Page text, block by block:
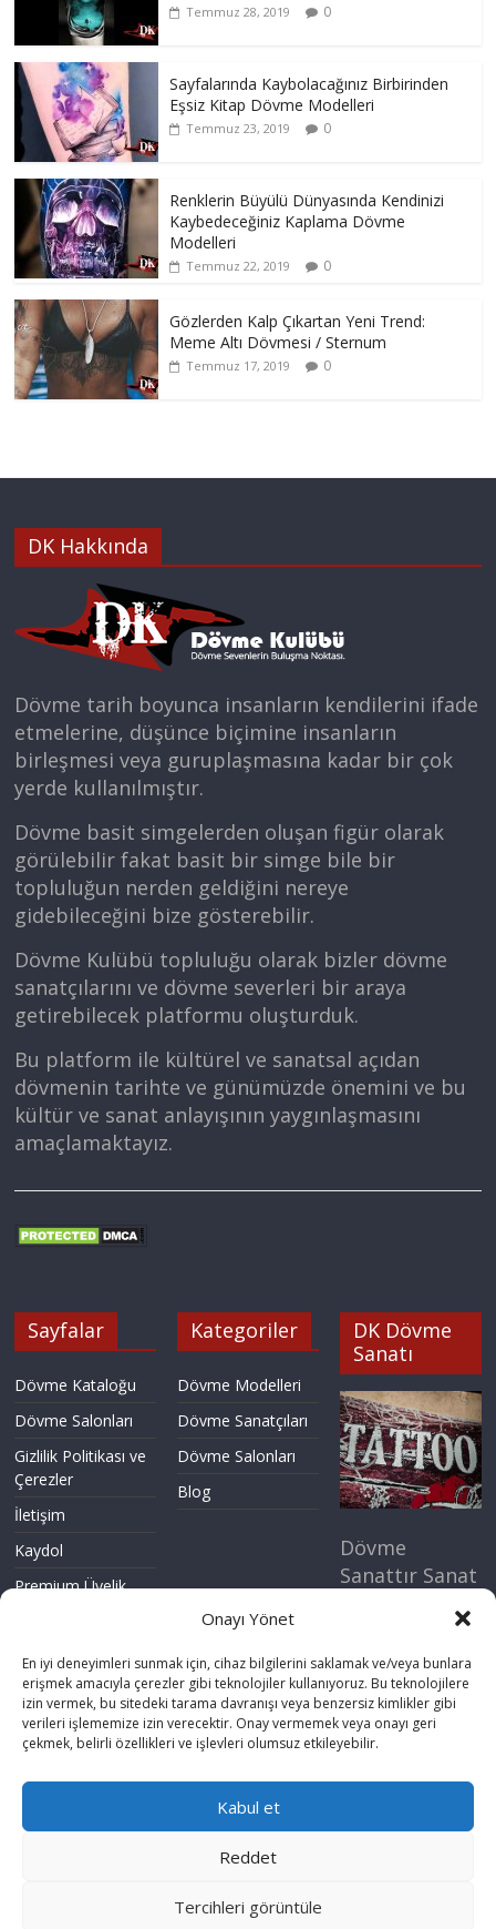
Onayı Yönet
En iyi deneyimleri sunmak için, cihaz bilgilerini saklamak ve/veya bunlara
erişmek amacıyla çerezler gibi teknolojiler kullanıyoruz. Bu teknolojilere
izin vermek, bu sitedeki tarama davranışı veya benzersiz kimlikler gibi
verileri işlememize izin verecektir. Onay vermemek veya onayı geri
çekmek, belirli özellikleri ve işlevleri olumsuz etkileyebilir.
Kabul et
Reddet
Tercihleri görüntüle
Temmuz 28, 2019 0
Sayfalarında Kaybolacağınız Birbirinden
Eşsiz Kitap Dövme Modelleri
Temmuz 23, 2019 0
Renklerin Büyülü Dünyasında Kendinizi
Kaybedeceğiniz Kaplama Dövme
Modelleri
Temmuz 22, 2019 0
Gözlerden Kalp Çıkartan Yeni Trend:
Meme Altı Dövmesi / Sternum
Temmuz 17, 2019 0
DK Hakkında
Dövme tarih boyunca insanların kendilerini ifade
etmelerine, düşünce biçimine insanların
birleşmesi veya guruplaşmasına kadar bir çok
yerde kullanılmıştır.
Dövme basit simgelerden oluşan figür olarak
görülebilir fakat basit bir simge bile bir
topluluğun nerden geldiğini nereye
gidebileceğini bize gösterebilir.
Dövme Kulübü topluluğu olarak bizler dövme
sanatçılarını ve dövme severleri bir araya
getirebilecek platformu oluşturduk.
Bu platform ile kültürel ve sanatsal açıdan
dövmenin tarihte ve günümüzde önemini ve bu
kültür ve sanat anlayışının yaygınlaşmasını
amaçlamaktayız.
Sayfalar
Dövme Kataloğu
Dövme Salonları
Gizlilik Politikası ve
Çerezler
İletişim
Kaydol
Premium Üyelik
Kategoriler
Dövme Modelleri
Dövme Sanatçıları
Dövme Salonları
Blog
DK Dövme
Sanatı
Dövme
Sanattır Sanat
Dövme Kulübü
Topluluğuna
şimdi katıl.
Tüm hakları saklıdır © 2014Dövme Kulübü